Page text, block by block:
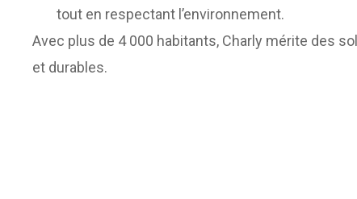
tout en respectant l’environnement.
Avec plus de 4 000 habitants, Charly mérite des
et durables.